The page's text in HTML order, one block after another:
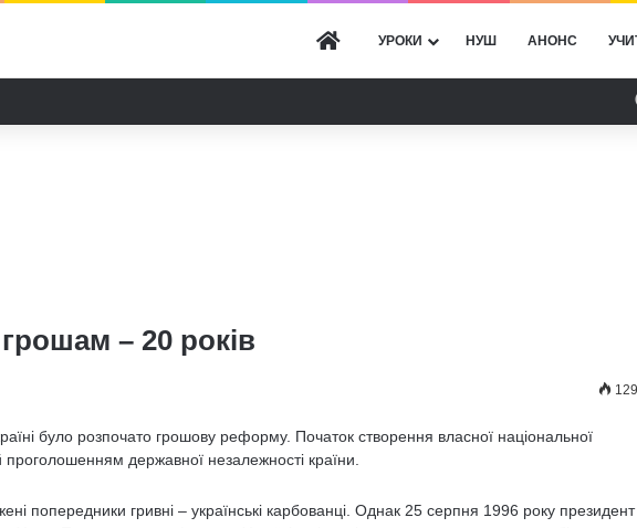
ГОЛОВНА
УРОКИ НУШ АНОНС
– 20 років
129
було розпочато грошову реформу. Початок створення власної національної
державної незалежності країни.
попередники гривні – українські карбованці. Однак 25 серпня 1996 року президент